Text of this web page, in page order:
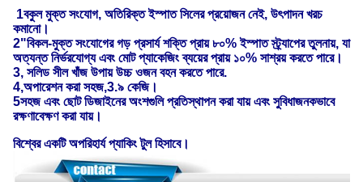
1বকুল মুক্ত সংযোগ, অতিরিক্ত ইস্পাত সিলের প্রয়োজন নেই, উৎপাদন খরচ
কমানো।
2"বিকল-মুক্ত সংযোগের গড় প্রসার্য শক্তি প্রায় ৮০% ইস্পাত স্ট্র্যাপের তুলনায়, যা
অত্যন্ত নির্ভরযোগ্য এবং মোট প্যাকেজিং ব্যয়ের প্রায় ১০% সাশ্রয় করতে পারে।
3, সলিড সীল খাঁজ উপায় উচ্চ ওজন বহন করতে পারে.
4,অপারেশন করা সহজ,3.৯ কেজি।
5সহজ এবং ছোট ডিজাইনের অংশগুলি প্রতিস্থাপন করা যায় এবং সুবিধাজনকভাবে
রক্ষণাবেক্ষণ করা যায়।
বিশ্বের একটি অপরিহার্য প্যাকিং টুল হিসাবে।